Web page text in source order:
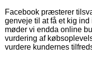
Facebook præsterer
genveje til at få et kig
møder vi endda online
vurdering af
vurdere kundernes